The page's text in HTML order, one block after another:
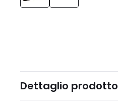
Dettaglio prodotto